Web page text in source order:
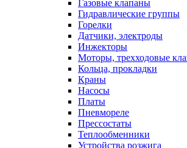
Газовые клапаны
Гидравлические группы
Горелки
Датчики, электроды
Инжекторы
Моторы, трехходовые
Кольца, прокладки
Краны
Насосы
Платы
Пневмореле
Прессостаты
Теплообменники
Устройства розжига